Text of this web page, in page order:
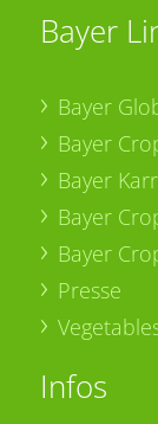
Bayer
Bayer
Bayer
Bayer
Bayer
Bayer
Presse
Infos